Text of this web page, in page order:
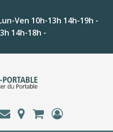
Ven 10h-13h 14h-19h -
14h-18h -